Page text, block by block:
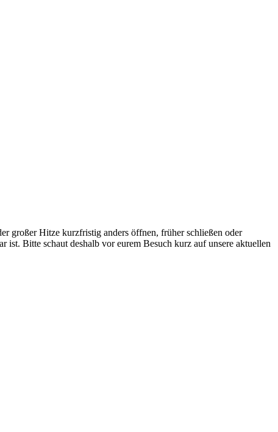
großer Hitze kurzfristig anders öffnen, früher schließen oder
ist. Bitte schaut deshalb vor eurem Besuch kurz auf unsere aktuellen